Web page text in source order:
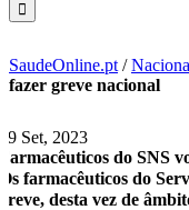
SaudeOnline.pt /
fazer greve nacional
19 Set, 2023
Farmacêuticos do SNS
Os farmacêuticos do
greve, desta vez de